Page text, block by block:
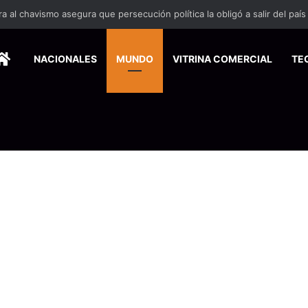
suma a la economía circular
HOMENACIONALES MUNDO VITRINA COMERCIAL